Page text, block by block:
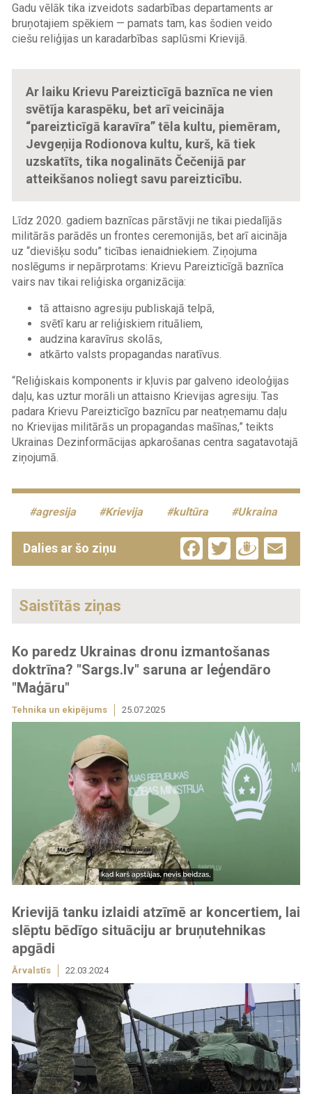
Gadu vēlāk tika izveidots sadarbības departaments ar
bruņotajiem spēkiem — pamats tam, kas šodien veido
ciešu reliģijas un karadarbības saplūsmi Krievijā.
Ar laiku Krievu Pareizticīgā baznīca ne vien
svētīja karaspēku, bet arī veicināja
“pareizticīgā karavīra” tēla kultu, piemēram,
Jevgeņija Rodionova kultu, kurš, kā tiek
uzskatīts, tika nogalināts Čečenijā par
atteikšanos noliegt savu pareizticību.
Līdz 2020. gadiem baznīcas pārstāvji ne tikai piedalījās
militārās parādēs un frontes ceremonijās, bet arī aicināja
uz “dievišķu sodu” ticības ienaidniekiem. Ziņojuma
noslēgums ir nepārprotams: Krievu Pareizticīgā baznīca
vairs nav tikai reliģiska organizācija:
tā attaisno agresiju publiskajā telpā,
svētī karu ar reliģiskiem rituāliem,
audzina karavīrus skolās,
atkārto valsts propagandas naratīvus.
“Reliģiskais komponents ir kļuvis par galveno ideoloģijas
daļu, kas uztur morāli un attaisno Krievijas agresiju. Tas
padara Krievu Pareizticīgo baznīcu par neatņemamu daļu
no Krievijas militārās un propagandas mašīnas,” teikts
Ukrainas Dezinformācijas apkarošanas centra sagatavotajā
ziņojumā.
agresija Krievija kultūra Ukraina
Dalies ar šo ziņu Facebook
Twitter
Saistītās ziņas
Ko paredz Ukrainas dronu izmantošanas
doktrīna? "Sargs.lv" saruna ar leģendāro
"Maģāru"
Tehnika un ekipējums 25.07.2025
Krievijā tanku izlaidi atzīmē ar koncertiem, lai
slēptu bēdīgo situāciju ar bruņutehnikas
apgādi
Ārvalstīs 22.03.2024